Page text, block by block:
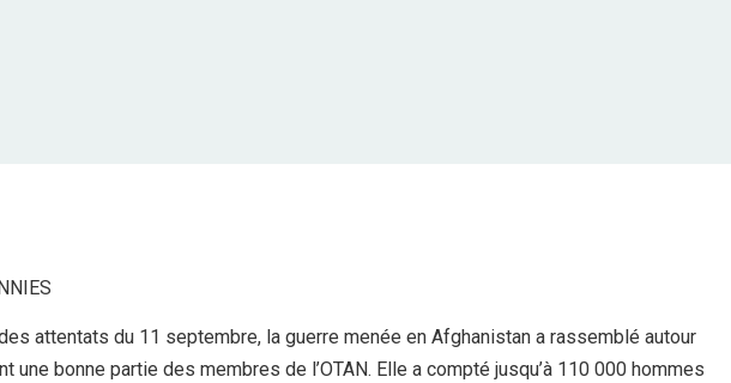
attentats du 11 septembre, la guerre menée en Afghanistan a rassemblé autour
une bonne partie des membres de l’OTAN. Elle a compté jusqu’à 110 000 hommes